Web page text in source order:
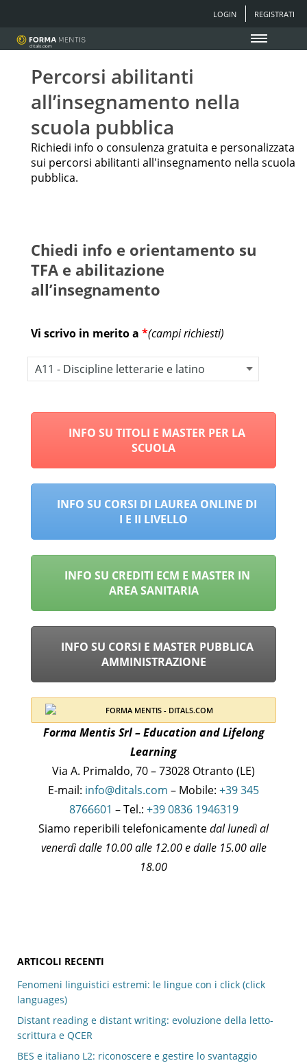
LOGIN REGISTRATI
Percorsi abilitanti
all’insegnamento nella
scuola pubblica
Richiedi info o consulenza gratuita e personalizzata
sui percorsi abilitanti all'insegnamento nella scuola
pubblica.
Chiedi info e orientamento su
TFA e abilitazione
all’insegnamento
Vi scrivo in merito a *(campi richiesti)
INFO SU TITOLI E MASTER PER LA
SCUOLA
INFO SU CORSI DI LAUREA ONLINE DI
I E II LIVELLO
INFO SU CREDITI ECM E MASTER IN
AREA SANITARIA
INFO SU CORSI E MASTER PUBBLICA
AMMINISTRAZIONE
Forma Mentis Srl – Education and Lifelong
Learning
Via A. Primaldo, 70 – 73028 Otranto (LE)
E-mail: info@ditals.com – Mobile: +39 345
8766601 – Tel.: +39 0836 1946319
Siamo reperibili telefonicamentedal lunedì al
venerdì dalle 10.00 alle 12.00 e dalle 15.00 alle
18.00
ARTICOLI RECENTI
Fenomeni linguistici estremi: le lingue con i click (click
languages)
Distant reading e distant writing: evoluzione della letto-
scrittura e QCER
BES e italiano L2: riconoscere e gestire lo svantaggio